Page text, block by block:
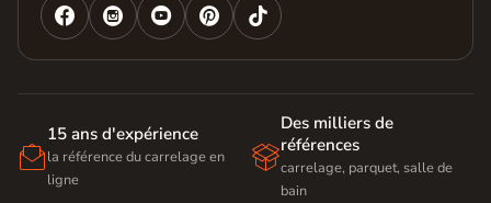
   

15 ans d'expérience
la référence du carrelage en
ligne

Des milliers de
références
carrelage, parquet, salle de
bain